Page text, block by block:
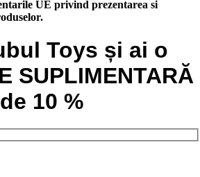
UE privind prezentarea si
Toys și ai o
SUPLIMENTARĂ
10 %